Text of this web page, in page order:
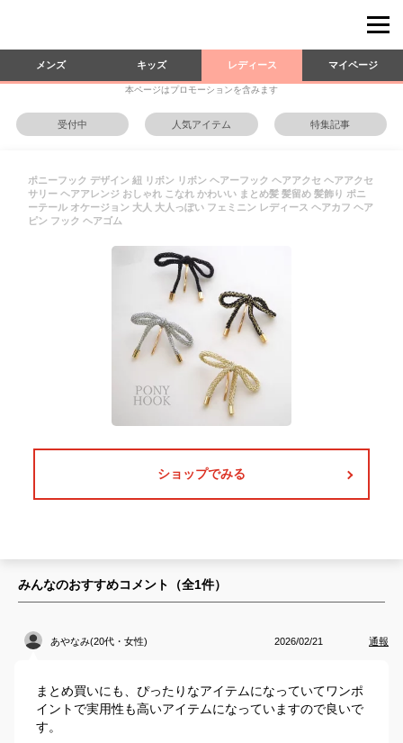
メンズ キッズ レディース マイページ
本ページはプロモーションを含みます
受付中 人気アイテム 特集記事
ポニーフック デザイン 紐 リボン リボン ヘアーフック ヘアアクセ ヘアアクセ
サリー ヘアアレンジ おしゃれ こなれ かわいい まとめ髪 髪留め 髪飾り ポニ
ーテール オケージョン 大人 大人っぽい フェミニン レディース ヘアカフ ヘア
ピン フック ヘアゴム
ショップでみる
みんなのおすすめコメント（全1件）
あやなみ(20代・女性) 2026/02/21 通報
まとめ買いにも、ぴったりなアイテムになっていてワンポ
イントで実用性も高いアイテムになっていますので良いで
す。